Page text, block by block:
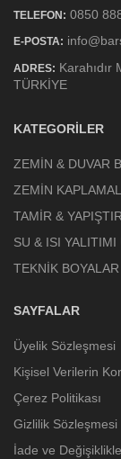
TELEFON: 0850
E-POSTA:
ADRES: Karahıdır
TÜRKİYE
KATEGORILER
ZEMİN & DUVAR
ZEMİN
TAMİR &
SU & ISI YALITIMI
TEKNİK BOYALAR
SAYFALAR
Üyelik Sözleşmesi
Kişisel Verilerin
Çerez Politikası
Gizlilik Sözleşmesi
İade ve